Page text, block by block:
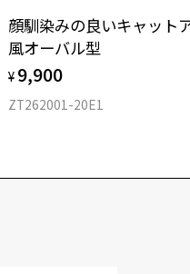
顔馴染みの良いキャット
風オーバル型
¥ 9,900
ZT262001-20E1